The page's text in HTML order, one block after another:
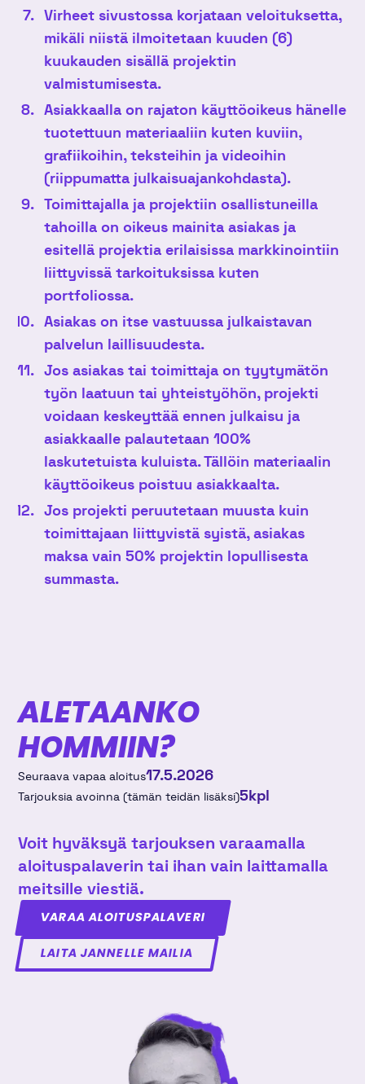
Virheet sivustossa korjataan veloituksetta,
mikäli niistä ilmoitetaan kuuden (6)
kuukauden sisällä projektin
valmistumisesta.
Asiakkaalla on rajaton käyttöoikeus hänelle
tuotettuun materiaaliin kuten kuviin,
grafiikoihin, teksteihin ja videoihin
(riippumatta julkaisuajankohdasta).
Toimittajalla ja projektiin osallistuneilla
tahoilla on oikeus mainita asiakas ja
esitellä projektia erilaisissa markkinointiin
liittyvissä tarkoituksissa kuten
portfoliossa.
Asiakas on itse vastuussa julkaistavan
palvelun laillisuudesta.
Jos asiakas tai toimittaja on tyytymätön
työn laatuun tai yhteistyöhön, projekti
voidaan keskeyttää ennen julkaisu ja
asiakkaalle palautetaan 100%
laskutetuista kuluista.Tällöin materiaalin
käyttöoikeus poistuu asiakkaalta.
Jos projekti peruutetaan muusta kuin
toimittajaan liittyvistä syistä, asiakas
maksa vain 50% projektin lopullisesta
summasta.
ALETAANKO
HOMMIIN?
Seuraava vapaa aloitus17.5.2026
Tarjouksia avoinna (tämän teidän lisäksi)5kpl
Voit hyväksyä tarjouksen varaamalla
aloituspalaverin tai ihan vain laittamalla
meitsille viestiä.
VARAA ALOITUSPALAVERI
LAITA JANNELLE MAILIA